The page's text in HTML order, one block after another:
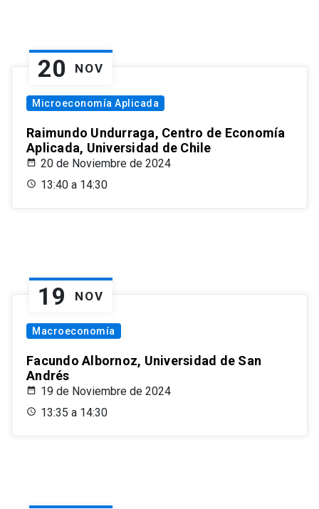
20 NOV
Microeconomía Aplicada
Raimundo Undurraga, Centro de Economía
Aplicada, Universidad de Chile
20 de Noviembre de 2024
13:40 a 14:30
19 NOV
Macroeconomía
Facundo Albornoz, Universidad de San
Andrés
19 de Noviembre de 2024
13:35 a 14:30